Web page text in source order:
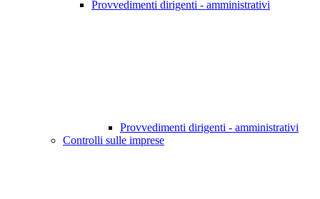
Provvedimenti dirigenti - amministrativi
Provvedimenti dirigenti - amministrativi
Controlli sulle imprese